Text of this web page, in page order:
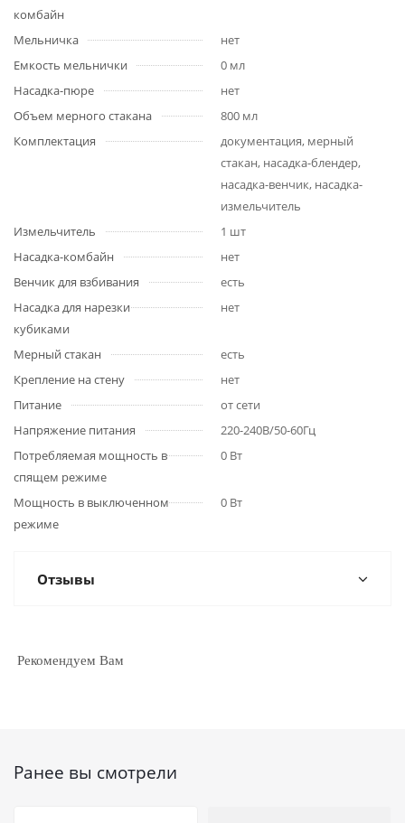
комбайн
Мельничка
нет
Емкость мельнички
0 мл
Насадка-пюре
нет
Объем мерного стакана
800 мл
Комплектация
документация, мерный
стакан, насадка-блендер,
насадка-венчик, насадка-
измельчитель
Измельчитель
1 шт
Насадка-комбайн
нет
Венчик для взбивания
есть
Насадка для нарезки
кубиками
нет
Мерный стакан
есть
Крепление на стену
нет
Питание
от сети
Напряжение питания
220-240В/50-60Гц
Потребляемая мощность в
спящем режиме
0 Вт
Мощность в выключенном
режиме
0 Вт
Отзывы
Рекомендуем Вам
Ранее вы смотрели